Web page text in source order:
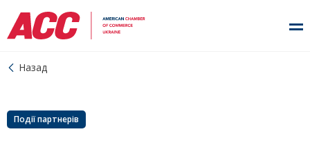
Назад
Події партнерів